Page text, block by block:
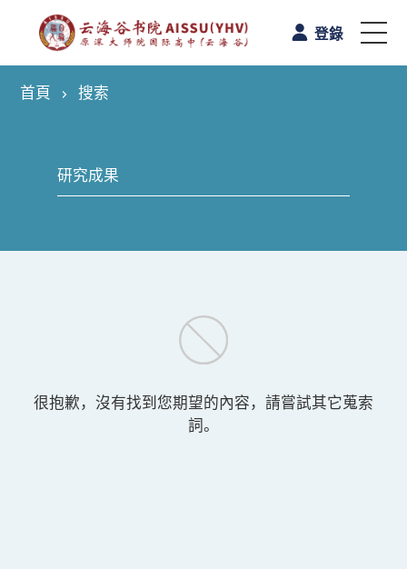
登錄
首頁
學與教
校園生活
首頁 搜索
很抱歉，沒有找到您期望的內容，請嘗試其它蒐索
詞。